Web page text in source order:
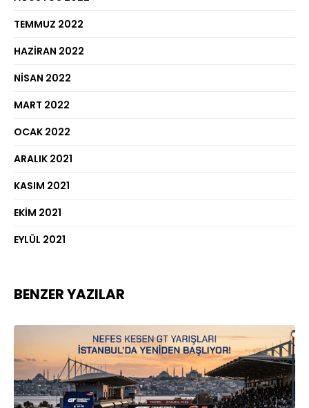
TEMMUZ 2022
HAZIRAN 2022
NISAN 2022
MART 2022
OCAK 2022
ARALIK 2021
KASIM 2021
EKIM 2021
EYLÜL 2021
BENZER YAZILAR